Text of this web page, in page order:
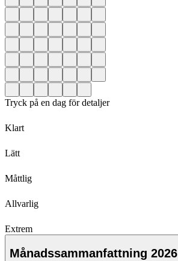
Tryck på en dag för detaljer
Klart
Lätt
Måttlig
Allvarlig
Extrem
Månadssammanfattning 2026